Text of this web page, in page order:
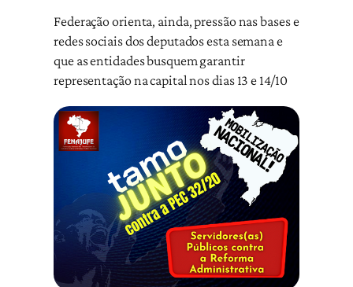
Federação orienta, ainda, pressão nas bases e
redes sociais dos deputados esta semana e
que as entidades busquem garantir
representação na capital nos dias 13 e 14/10